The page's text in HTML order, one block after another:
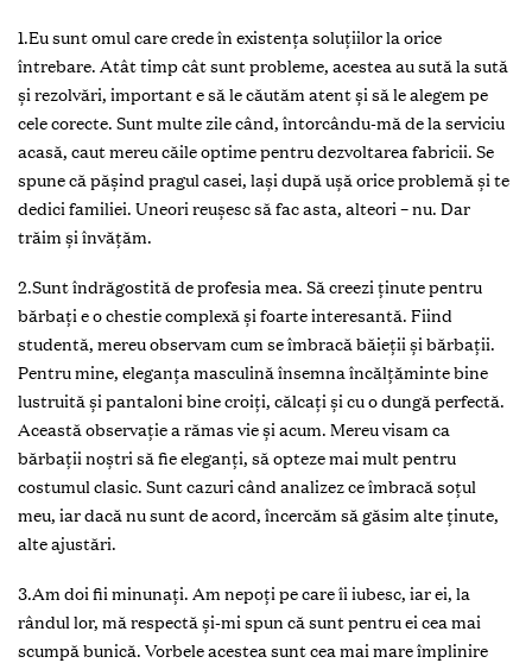
1.Eu sunt omul care crede în existenţa soluţiilor la orice
întrebare. Atât timp cât sunt probleme, acestea au sută la sută
şi rezolvări, important e să le căutăm atent şi să le alegem pe
cele corecte. Sunt multe zile când, întorcându-mă de la serviciu
acasă, caut mereu căile optime pentru dezvoltarea fabricii. Se
spune că păşind pragul casei, laşi după uşă orice problemă şi te
dedici familiei. Uneori reuşesc să fac asta, alteori – nu. Dar
trăim şi învăţăm.
2.Sunt îndrăgostită de profesia mea. Să creezi ţinute pentru
bărbaţi e o chestie complexă şi foarte interesantă. Fiind
studentă, mereu observam cum se îmbracă băieții şi bărbații.
Pentru mine, eleganţa masculină însemna încălţăminte bine
lustruită şi pantaloni bine croiţi, călcaţi şi cu o dungă perfectă.
Această observaţie a rămas vie şi acum. Mereu visam ca
bărbaţii noştri să fie eleganţi, să opteze mai mult pentru
costumul clasic. Sunt cazuri când analizez ce îmbracă soţul
meu, iar dacă nu sunt de acord, încercăm să găsim alte ţinute,
alte ajustări.
3.Am doi fii minunaţi. Am nepoţi pe care îi iubesc, iar ei, la
rândul lor, mă respectă şi-mi spun că sunt pentru ei cea mai
scumpă bunică. Vorbele acestea sunt cea mai mare împlinire